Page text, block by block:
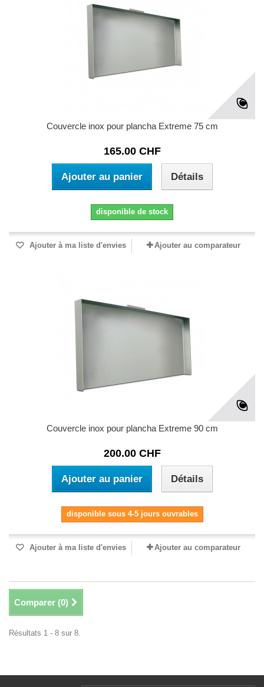
Couvercle inox pour plancha Extreme 75 cm
165.00 CHF
Ajouter au panier Détails
disponible de stock
Ajouter à ma liste d'envies Ajouter au comparateur
Couvercle inox pour plancha Extreme 90 cm
200.00 CHF
Ajouter au panier Détails
disponible sous 4-5 jours ouvrables
Ajouter à ma liste d'envies Ajouter au comparateur
Comparer (0)
Résultats 1 - 8 sur 8.